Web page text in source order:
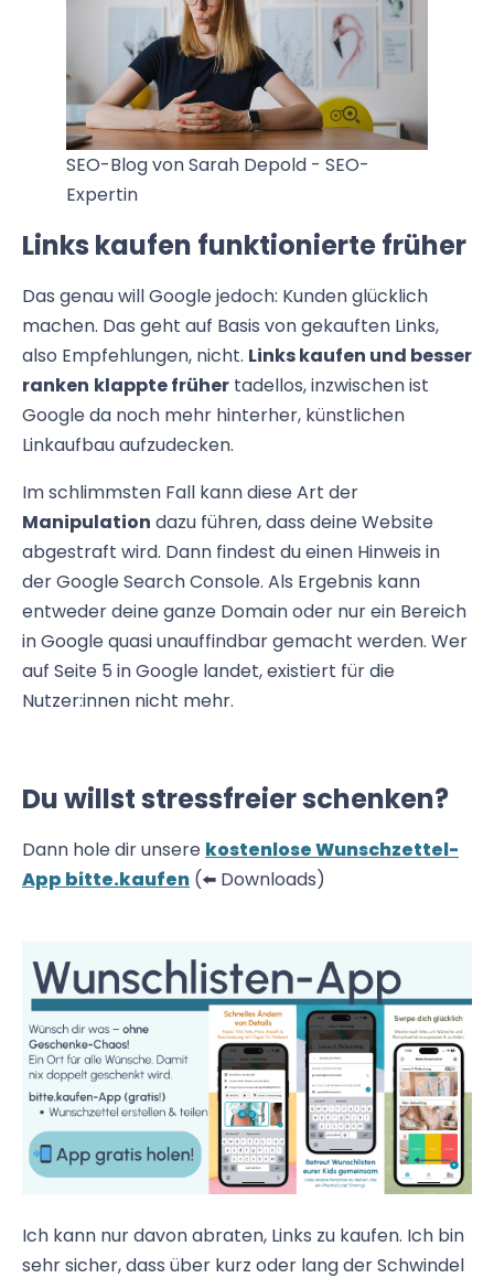
SEO-Blog von Sarah Depold - SEO-
Expertin
Links kaufen funktionierte früher
Das genau will Google jedoch: Kunden glücklich
machen. Das geht auf Basis von gekauften Links,
also Empfehlungen, nicht. Links kaufen und besser
ranken klappte früher tadellos, inzwischen ist
Google da noch mehr hinterher, künstlichen
Linkaufbau aufzudecken.
Im schlimmsten Fall kann diese Art der
Manipulation dazu führen, dass deine Website
abgestraft wird. Dann findest du einen Hinweis in
der Google Search Console. Als Ergebnis kann
entweder deine ganze Domain oder nur ein Bereich
in Google quasi unauffindbar gemacht werden. Wer
auf Seite 5 in Google landet, existiert für die
Nutzer:innen nicht mehr.
Du willst stressfreier schenken?
Dann hole dir unsere kostenlose Wunschzettel-
App bitte.kaufen (⬅️ Downloads)
Ich kann nur davon abraten, Links zu kaufen. Ich bin
sehr sicher, dass über kurz oder lang der Schwindel